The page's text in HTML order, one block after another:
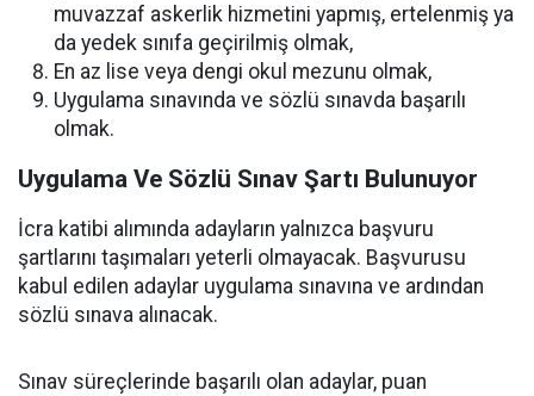
muvazzaf askerlik hizmetini yapmış, ertelenmiş ya
da yedek sınıfa geçirilmiş olmak,
En az lise veya dengi okul mezunu olmak,
Uygulama sınavında ve sözlü sınavda başarılı
olmak.
Uygulama Ve Sözlü Sınav Şartı Bulunuyor
İcra katibi alımında adayların yalnızca başvuru
şartlarını taşımaları yeterli olmayacak. Başvurusu
kabul edilen adaylar uygulama sınavına ve ardından
sözlü sınava alınacak.
Sınav süreçlerinde başarılı olan adaylar, puan